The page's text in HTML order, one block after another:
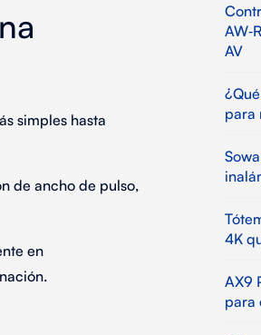
simples hasta
de ancho de pulso,
en
AV
para
4K
AX9
para